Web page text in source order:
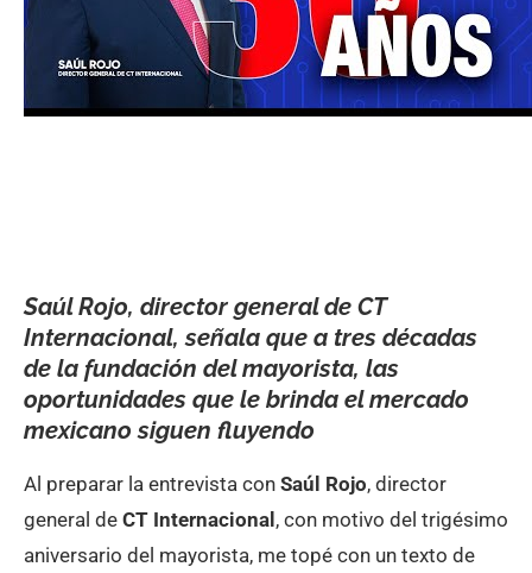
Saúl Rojo, director general de CT
Internacional, señala que a tres décadas
de la fundación del mayorista, las
oportunidades que le brinda el mercado
mexicano siguen fluyendo
Al preparar la entrevista con Saúl Rojo, director
general de CT Internacional , con motivo del trigésimo
aniversario del mayorista, me topé con un texto de